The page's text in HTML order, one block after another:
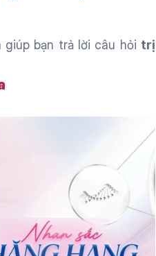
giúp bạn trả lời câu hỏi trị